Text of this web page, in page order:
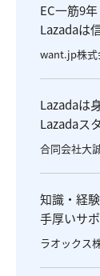
EC一筋9年
Lazadaは
want.jp株式
Lazadaは
Lazadaス
合同会社大
知識・経
手厚いサ
ラオックス